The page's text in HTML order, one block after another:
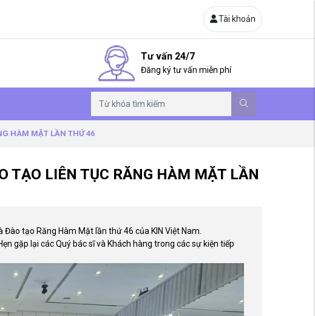
Tài khoản
Tư vấn 24/7
Đăng ký tư vấn miễn phí
HÀM MẶT LẦN THỨ 46
TẠO LIÊN TỤC RĂNG HÀM MẶT LẦN
tạo Răng Hàm Mặt lần thứ 46 của KIN Việt Nam.
gặp lại các Quý bác sĩ và Khách hàng trong các sự kiện tiếp